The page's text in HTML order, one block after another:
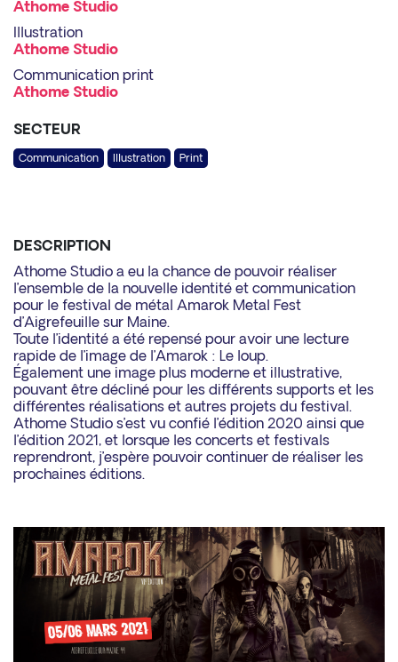
Athome Studio
Illustration
Athome Studio
Communication print
Athome Studio
SECTEUR
Communication Illustration Print
DESCRIPTION
Athome Studio a eu la chance de pouvoir réaliser
l’ensemble de la nouvelle identité et communication
pour le festival de métal Amarok Metal Fest
d’Aigrefeuille sur Maine.
Toute l’identité a été repensé pour avoir une lecture
rapide de l’image de l’Amarok : Le loup.
Également une image plus moderne et illustrative,
pouvant être décliné pour les différents supports et les
différentes réalisations et autres projets du festival.
Athome Studio s’est vu confié l’édition 2020 ainsi que
l’édition 2021, et lorsque les concerts et festivals
reprendront, j’espère pouvoir continuer de réaliser les
prochaines éditions.